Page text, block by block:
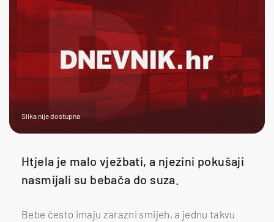
Slika nije dostupna
Htjela je malo vježbati, a njezini pokušaji
nasmijali su bebača do suza.
Bebe često imaju zarazni smijeh, a jednu takvu